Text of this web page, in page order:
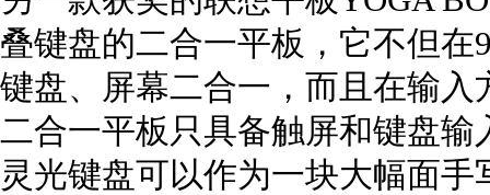
叠键盘的二合一平板，它不但在
键盘、屏幕二合一，而且在输
二合一平板只具备触屏和键盘
灵光键盘可以作为一块大幅面